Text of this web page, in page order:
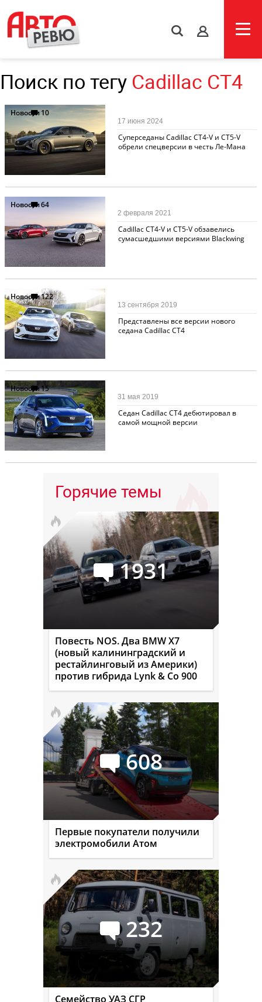
s
Поиск по тегу Cadillac CT4
Новости10
Суперседаны Cadillac CT4-V и CT5-V
обрели спецверсии в честь Ле-Мана
17 июня 2024
Новости64
Cadillac CT4-V и CT5-V обзавелись
сумасшедшими версиями Blackwing
2 февраля 2021
Новости122
Представлены все версии нового
седана Cadillac CT4
13 сентября 2019
Новости15
Седан Cadillac CT4 дебютировал в
самой мощной версии
31 мая 2019
Горячие темы
1931
Повесть NOS. Два BMW X7
(новый калининградский и
рестайлинговый из Америки)
против гибрида Lynk & Co 900
608
Первые покупатели получили
электромобили Атом
232
Семейство УАЗ СГР